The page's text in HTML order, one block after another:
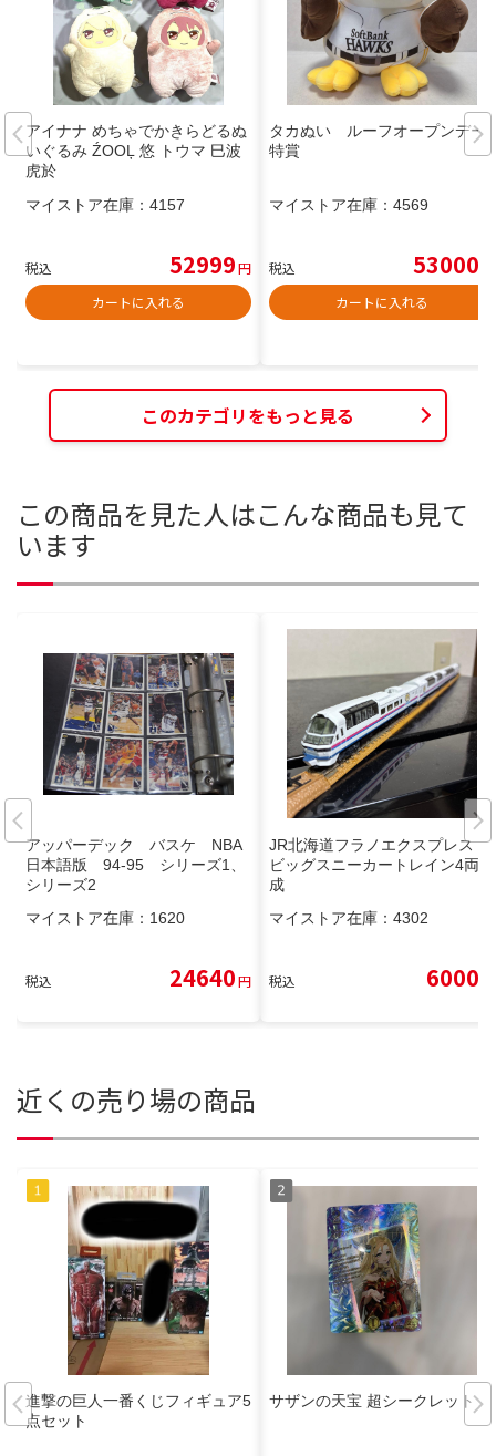
アイナナ めちゃでかきらどるぬ
いぐるみ ŹOOĻ 悠 トウマ 巳波
虎於
マイストア在庫： 4157
税込 52999円
カートに入れる
タカぬい ルーフオープンデー
特賞
マイストア在庫： 4569
税込 53000
カートに入れる
このカテゴリをもっと見る
この商品を見た人はこんな商品も見て
います
アッパーデック バスケ NBA
日本語版 94-95 シリーズ1、
シリーズ2
マイストア在庫： 1620
税込 24640円
JR北海道フラノエクスプレス
ビッグスニーカートレイン4両編
成
マイストア在庫： 4302
税込 6000
近くの売り場の商品
進撃の巨人一番くじフィギュア5
点セット
サザンの天宝 超シークレット